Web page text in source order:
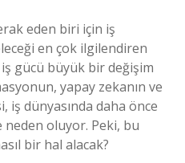
eden biri için iş
en çok ilgilendiren
gücü büyük bir değişim
yapay zekanın ve
iş dünyasında daha önce
oluyor. Peki, bu
bir hal alacak?